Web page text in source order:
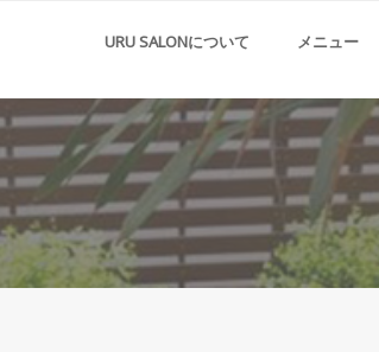
URU SALONについて メニュー